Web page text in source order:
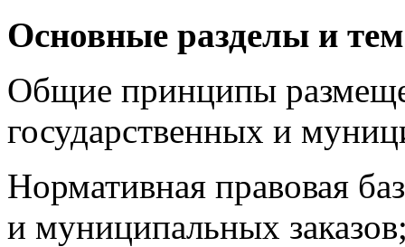
Основные разделы и
Общие принципы
государственных и
Нормативная правовая
и муниципальных